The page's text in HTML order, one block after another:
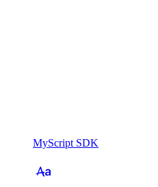
MyScript SDK